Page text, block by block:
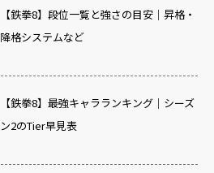
【鉄拳8】段位一覧と強さの目安｜昇格・
降格システムなど
【鉄拳8】最強キャラランキング｜シーズ
ン2のTier早見表